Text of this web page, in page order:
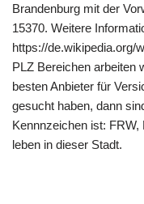
Brandenburg mit der
15370. Weitere
https://de.wikipedia.org/
PLZ Bereichen arbeiten
besten Anbieter für
gesucht haben, dann
Kennnzeichen ist:
leben in dieser Stadt.